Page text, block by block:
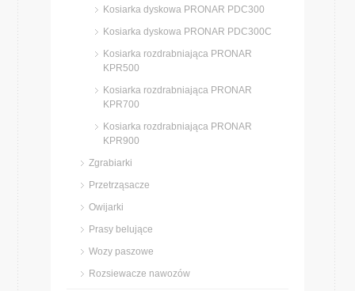
Kosiarka dyskowa PRONAR PDC300
Kosiarka dyskowa PRONAR PDC300C
Kosiarka rozdrabniająca PRONAR
KPR500
Kosiarka rozdrabniająca PRONAR
KPR700
Kosiarka rozdrabniająca PRONAR
KPR900
Zgrabiarki
Przetrząsacze
Owijarki
Prasy belujące
Wozy paszowe
Rozsiewacze nawozów